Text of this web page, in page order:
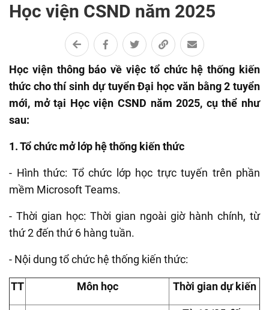
Học viện CSND năm 2025
Học viện thông báo về việc tổ chức hệ thống kiến
thức cho thí sinh dự tuyển Đại học văn bằng 2 tuyển
mới, mở tại Học viện CSND năm 2025, cụ thể như
sau:
1. Tổ chức mở lớp hệ thống kiến thức
- Hình thức: Tổ chức lớp học trực tuyến trên phần
mềm Microsoft Teams.
- Thời gian học: Thời gian ngoài giờ hành chính, từ
thứ 2 đến thứ 6 hàng tuần.
- Nội dung tổ chức hệ thống kiến thức:
TT Môn học Thời gian dự kiến